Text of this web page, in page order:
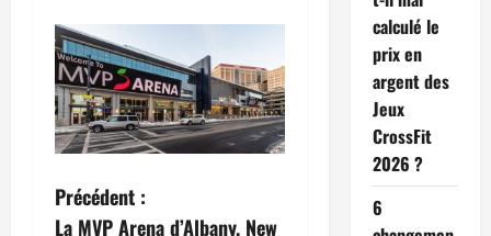
Précédent :
La MVP Arena d’Albany, New
calculé le
prix en
argent des
Jeux
CrossFit
2026 ?
6